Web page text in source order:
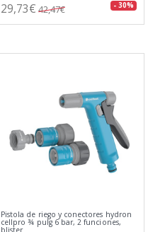
29,73€ 42,47€ - 30%
Pistola de riego y conectores hydron
cellpro ¾ pulg 6 bar, 2 funciones,
blister